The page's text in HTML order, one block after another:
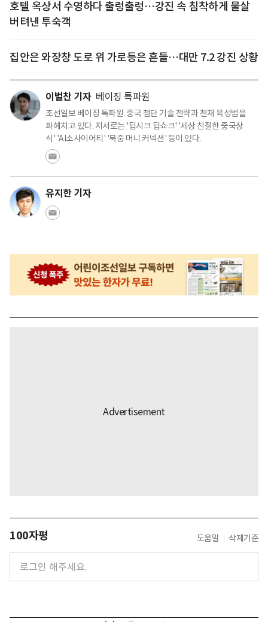
호텔 옥상서 수영하다 출렁출렁…강진 속 침착하게 물살
버텨낸 투숙객
집안은 와장창 도로 위 가로등은 흔들…대만 7.2 강진 상황
이벌찬 기자 베이징 특파원
조선일보 베이징 특파원. 중국 첨단 기술 전략과 천재 육성법을
파헤치고 있다. 저서로는 '딥시크 딥쇼크' '세상 친절한 중국상
식' 'AI소사이어티' '북중 머니 커넥션' 등이 있다.
유지한 기자
100자평 도움말 삭제기준